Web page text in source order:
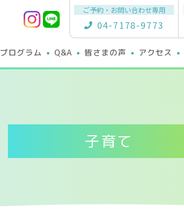
ご予約・お問い合わせ専用
04-7178-9773
プログラム Q&A 皆さまの声 アクセス
子育て